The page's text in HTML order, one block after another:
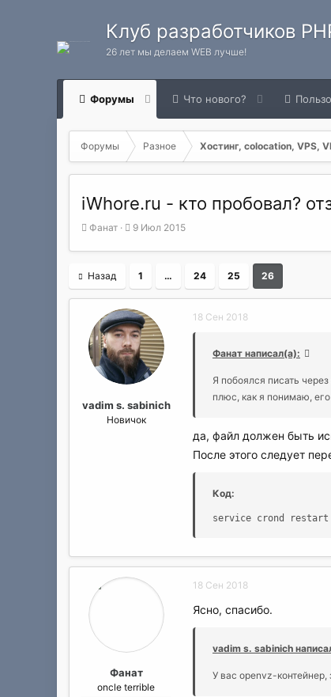
Клуб разработчиков
26 лет мы делаем WEB лучше!
Форумы Что нового?
Форумы Разное Хостинг, colocation, VPS,
iWhore.ru - кто пробовал?
А
т
о
т
м
ы
Фанат
Д
т
а
ч
а
л
а
9 Июл 2015
Назад 1 … 24 25 26
vadim s. sabinich
Новичок
18 Сен 2018
Фанат написал(а):
Я побоялся писать
плюс, как я понимаю,
да, файл должен быть
После этого следует
Код:
service crond restart
Фанат
oncle terrible
18 Сен 2018
Ясно, спасибо.
vadim s. sabinich
У вас openvz-